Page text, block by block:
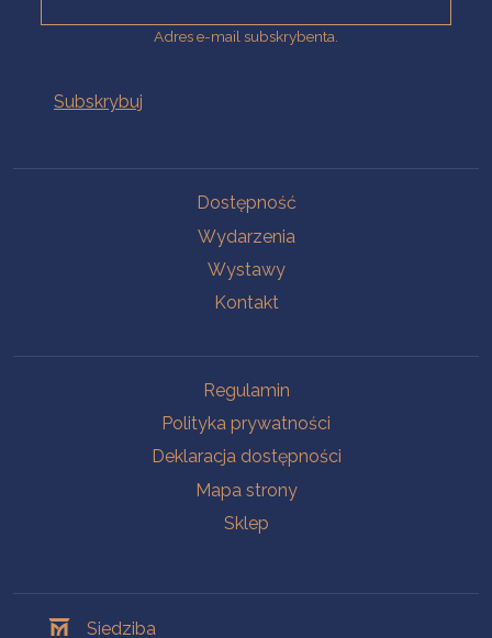
Adres e-mail subskrybenta.
Dostępność
Wydarzenia
Wystawy
Kontakt
Regulamin
Polityka prywatności
Deklaracja dostępności
Mapa strony
Sklep
Siedziba